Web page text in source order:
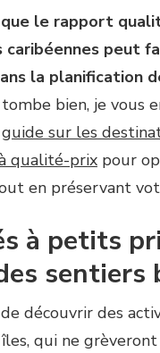
que le rapport
caribéennes peut
la planification
bien, je vous
guide sur les
qualité-prix pour
en préservant
à petits
sentiers
découvrir des
qui ne